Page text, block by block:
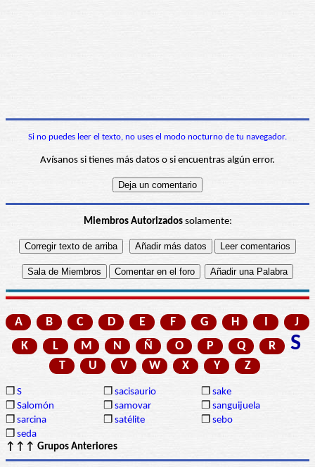
Si no puedes leer el texto, no uses el modo nocturno de tu navegador.
Avísanos si tienes más datos o si encuentras algún error.
Miembros Autorizadossolamente:
A B C D E F G H I
J
K
L M N Ñ O P Q R S
T U V W X Y Z
❒ S ❒ sacisaurio ❒ sake
❒ Salomón ❒ samovar ❒ sanguijuela
❒ sarcina ❒ satélite ❒ sebo
❒ seda
↑↑↑ Grupos Anteriores